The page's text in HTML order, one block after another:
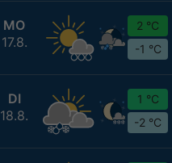
MO
17.8.
2 °C
-1 °C
DI
18.8.
1 °C
-2 °C